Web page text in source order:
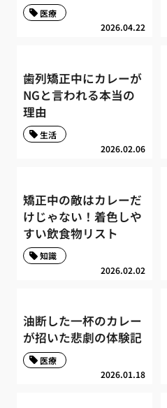
2026.04.22
医療
歯列矯正中にカレーが
NGと言われる本当の
理由
2026.02.06
生活
矯正中の敵はカレーだ
けじゃない！着色しや
すい飲食物リスト
2026.02.02
知識
油断した一杯のカレー
が招いた悲劇の体験記
2026.01.18
医療